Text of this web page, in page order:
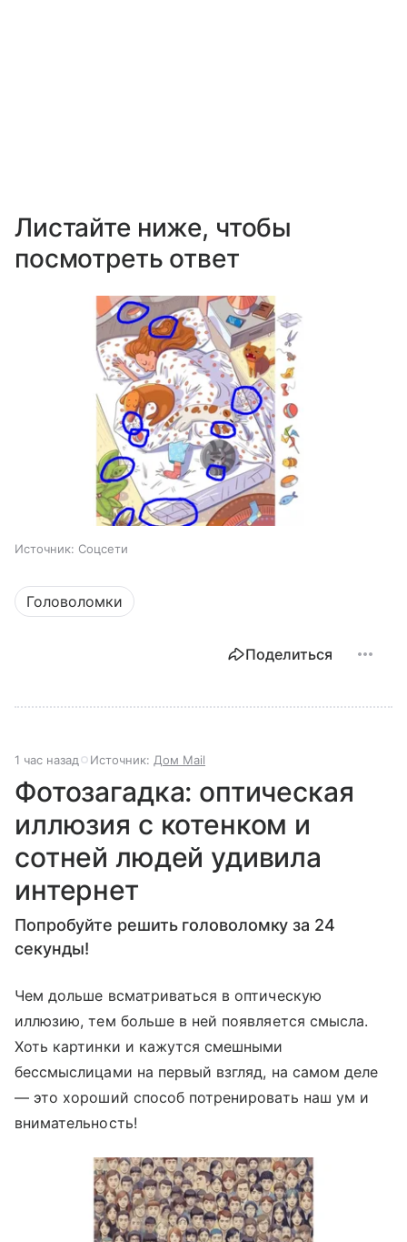
Листайте ниже, чтобы
посмотреть ответ
Источник: Соцсети
Головоломки
Поделиться
1 час назад Источник: Дом Mail
Фотозагадка: оптическая
иллюзия с котенком и
сотней людей удивила
интернет
Попробуйте решить головоломку за 24
секунды!
Чем дольше всматриваться в оптическую
иллюзию, тем больше в ней появляется смысла.
Хоть картинки и кажутся смешными
бессмыслицами на первый взгляд, на самом деле
— это хороший способ потренировать наш ум и
внимательность!